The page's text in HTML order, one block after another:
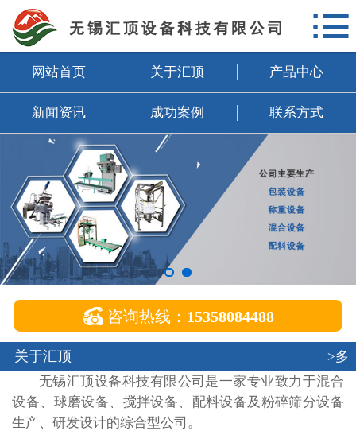
网站首页
新闻资讯
成功案例
联系方式

网站首页 关于汇顶 产品中心
新闻资讯 成功案例 联系方式
 咨询热线： 15358084488
关于汇顶
>多
无锡汇顶设备科技有限公司是一家专业致力于混合
设备、球磨设备、搅拌设备、配料设备及粉碎筛分设备
生产、研发设计的综合型公司。